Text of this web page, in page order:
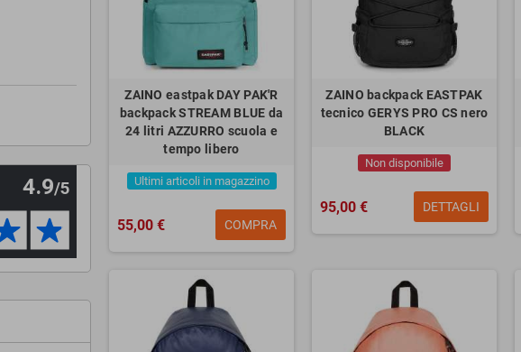
ZAINO eastpak DAY PAK'R
backpack STREAM BLUE da
24 litri AZZURRO scuola e
tempo libero
Ultimi articoli in magazzino
55,00 € COMPRA
ZAINO backpack EASTPAK
tecnico GERYS PRO CS nero
BLACK
Non disponibile
95,00 € DETTAGLI